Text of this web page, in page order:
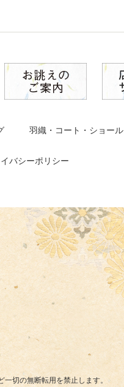
羽織・コート・ショール
バシーポリシー
切の無断転用を禁止します。